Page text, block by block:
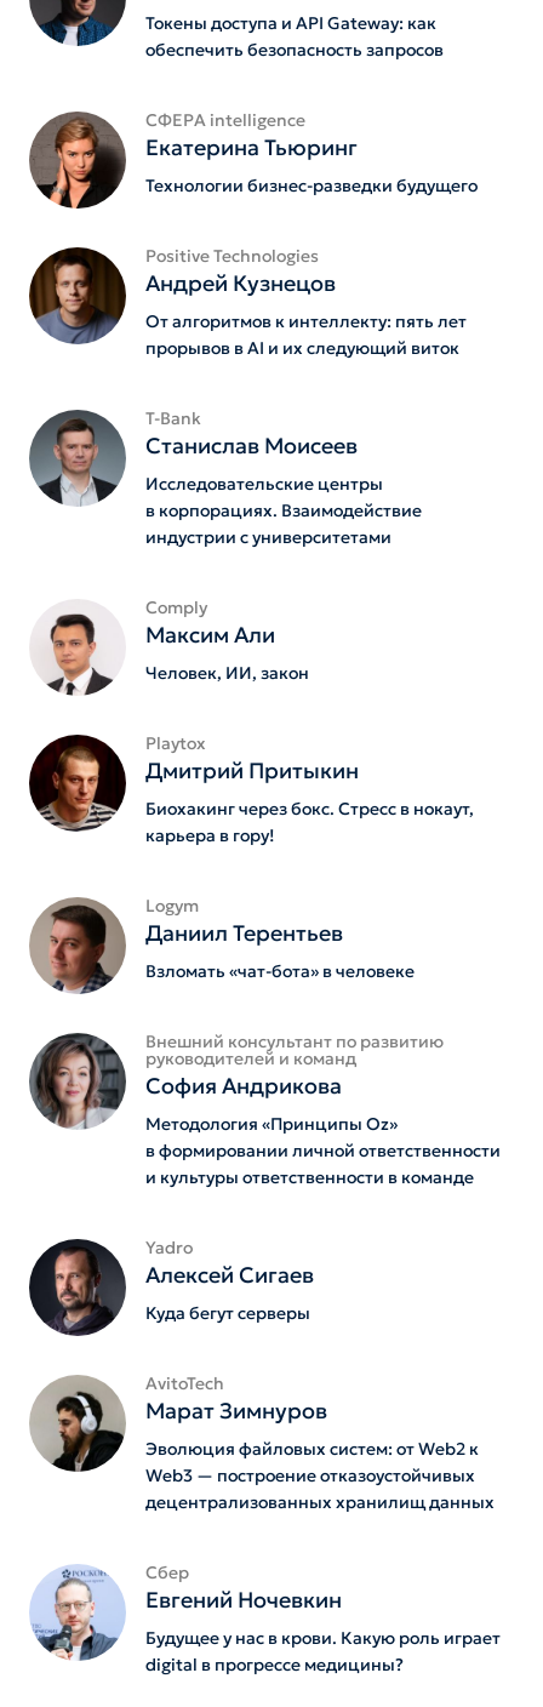
Токены доступа и API Gateway: как
обеспечить безопасность запросов
СФЕРА intelligence
Екатерина Тьюринг
Технологии бизнес-разведки будущего
Positive Technologies
Андрей Кузнецов
От алгоритмов к интеллекту: пять лет
прорывов в AI и их следующий виток
T-Bank
Станислав Моисеев
Исследовательские центры
в корпорациях. Взаимодействие
индустрии с университетами
Comply
Максим Али
Человек, ИИ, закон
Playtox
Дмитрий Притыкин
Биохакинг через бокс. Стресс в нокаут,
карьера в гору!
Logym
Даниил Терентьев
Взломать «чат-бота» в человеке
Внешний консультант по развитию
руководителей и команд
София Андрикова
Методология «Принципы Oz»
в формировании личной ответственности
и культуры ответственности в команде
Yadro
Алексей Сигаев
Куда бегут серверы
AvitoTech
Марат Зимнуров
Эволюция файловых систем: от Web2 к
Web3 — построение отказоустойчивых
децентрализованных хранилищ данных
Сбер
Евгений Ночевкин
Будущее у нас в крови. Какую роль играет
digital в прогрессе медицины?